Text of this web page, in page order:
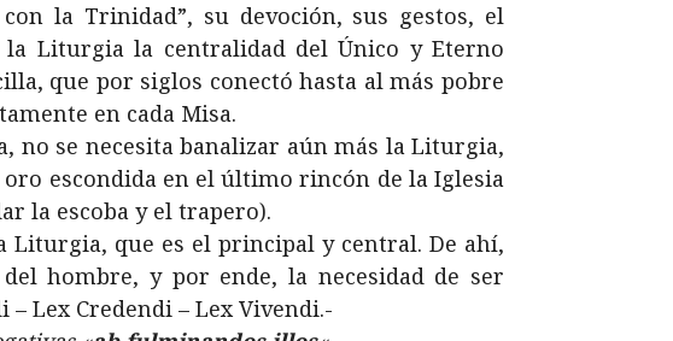
la Trinidad”, su devoción, sus gestos, el
Liturgia la centralidad del Único y Eterno
que por siglos conectó hasta al más pobre
en cada Misa.
no se necesita banalizar aún más la Liturgia,
escondida en el último rincón de la Iglesia
la escoba y el trapero).
que es el principal y central. De ahí,
hombre, y por ende, la necesidad de ser
Lex Credendi – Lex Vivendi.-